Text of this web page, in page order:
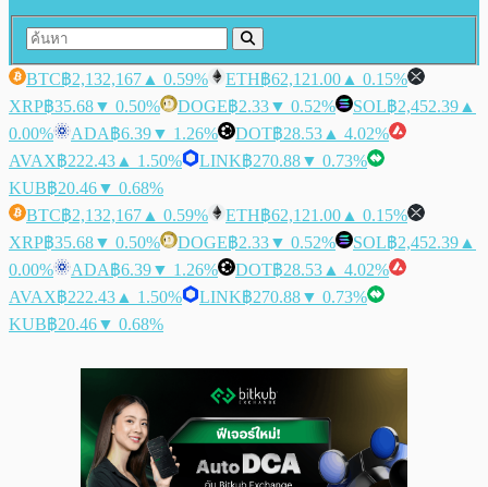
BTC฿2,132,167 ▲ 0.59% ETH฿62,121.00 ▲ 0.15%
XRP฿35.68▼ 0.50% DOGE฿2.33▼ 0.52% SOL฿2,452.39 ▲
0.00%
ADA฿6.39▼ 1.26% DOT฿28.53 ▲ 4.02%
AVAX฿222.43 ▲ 1.50% LINK฿270.88▼ 0.73%
KUB฿20.46▼ 0.68%
BTC฿2,132,167 ▲ 0.59% ETH฿62,121.00 ▲ 0.15%
XRP฿35.68▼ 0.50% DOGE฿2.33▼ 0.52% SOL฿2,452.39 ▲
0.00%
ADA฿6.39▼ 1.26% DOT฿28.53 ▲ 4.02%
AVAX฿222.43 ▲ 1.50% LINK฿270.88▼ 0.73%
KUB฿20.46▼ 0.68%